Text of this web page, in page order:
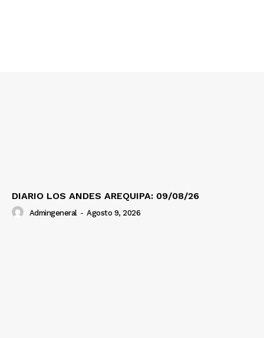
DIARIO LOS ANDES AREQUIPA: 09/08/26
Admingeneral - Agosto 9, 2026